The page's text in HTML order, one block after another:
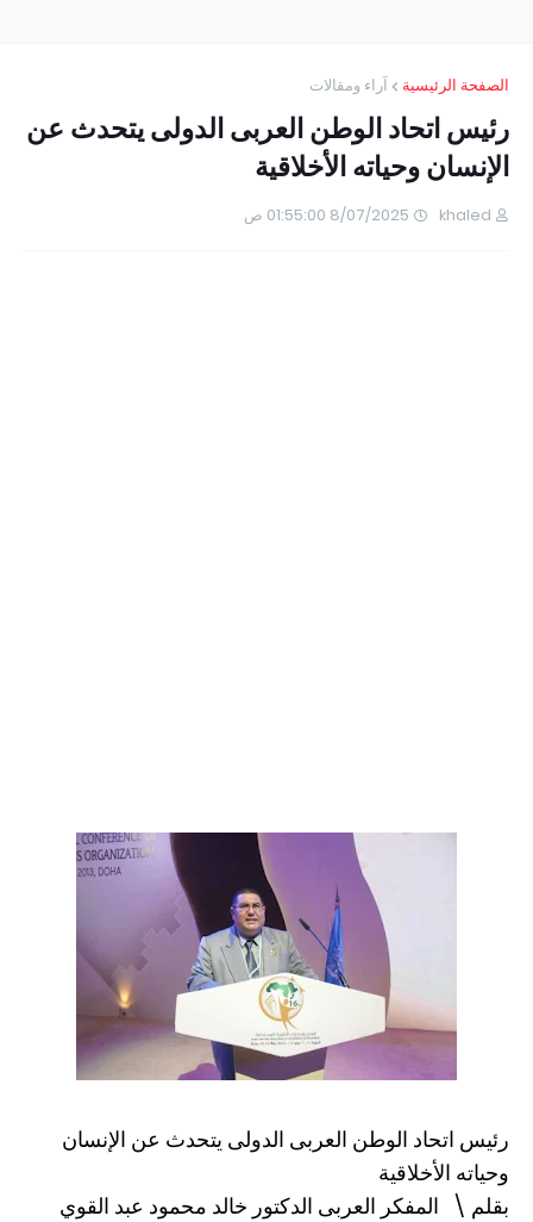
الصفحة الرئيسية آراء ومقالات
رئيس اتحاد الوطن العربى الدولى يتحدث عن
الإنسان وحياته الأخلاقية
khaled 8/07/2025 01:55:00 ص
رئيس اتحاد الوطن العربى الدولى يتحدث عن الإنسان
وحياته الأخلاقية
بقلم \ المفكر العربى الدكتور خالد محمود عبد القوي